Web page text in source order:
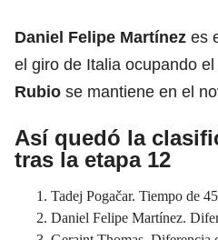
Daniel Felipe Martínez es
el giro de Italia ocupando
Rubio se mantiene en el
Así quedó la
tras la etapa 12
Tadej Pogačar. Tiempo de
Daniel Felipe Martínez.